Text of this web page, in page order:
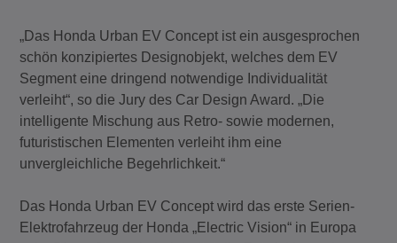
„Das Honda Urban EV Concept ist ein ausgesprochen
schön konzipiertes Designobjekt, welches dem EV
Segment eine dringend notwendige Individualität
verleiht“, so die Jury des Car Design Award. „Die
intelligente Mischung aus Retro- sowie modernen,
futuristischen Elementen verleiht ihm eine
unvergleichliche Begehrlichkeit.“
Das Honda Urban EV Concept wird das erste Serien-
Elektrofahrzeug der Honda „Electric Vision“ in Europa